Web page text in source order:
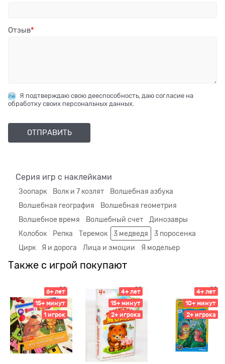
Отзыв
Я подтверждаю свою дееспособность, даю согласие на
обработку своих персональных данных.
Серия игр с наклейками
Зоопарк Волк и 7 козлят
Волшебная азбука
Волшебная география
Волшебная геометрия
Волшебное время
Волшебный счет
Динозавры
Колобок
Репка Теремок 3 медведя
3 поросенка
Цирк
Я и дорога Лица и эмоции Я модельер
Также с игрой покупают
6+ лет
15+ минут
1 игрок
4+ лет
15+ минут
2+ игрока
4+ лет
10+ минут
2+ игрока